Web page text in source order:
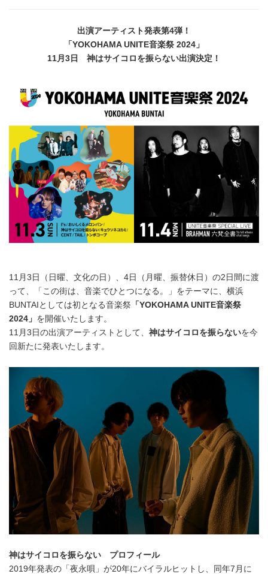
出演アーティスト発表第4弾！
「YOKOHAMA UNITE音楽祭 2024」
11月3日 神はサイコロを振らない出演決定！
11月3日（日曜、文化の日）、4日（月曜、振替休日）の2日間に渡
って、「この街は、音楽でひとつになる。」をテーマに、横浜
BUNTAIとしては初となる音楽祭 「YOKOHAMA UNITE音楽祭
2024」 を開催いたします。
11月3日の出演アーティストとして、 神はサイコロを振らないを今
回新たに発表いたします。
神はサイコロを振らない プロフィール
2019年発表の「夜永唄」が20年にバイラルヒットし、同年7月に